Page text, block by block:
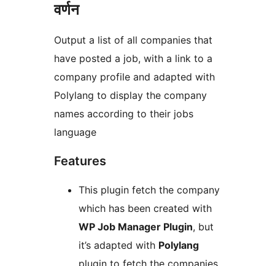
वर्णन
Output a list of all companies that
have posted a job, with a link to a
company profile and adapted with
Polylang to display the company
names according to their jobs
language
Features
This plugin fetch the company
which has been created with
WP Job Manager Plugin, but
it’s adapted with Polylang